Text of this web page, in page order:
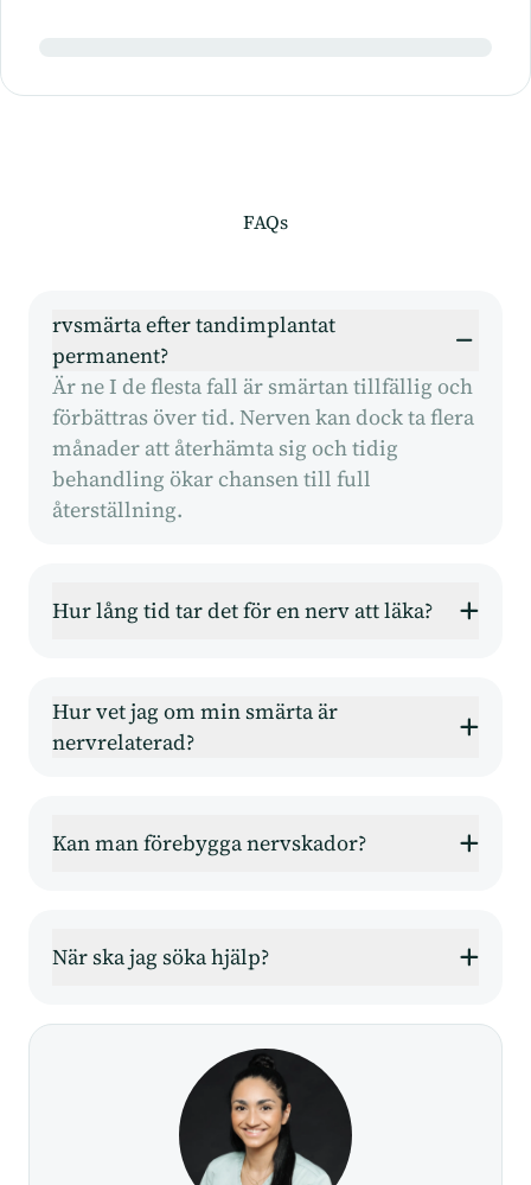
FAQs
rvsmärta efter tandimplantat
permanent?
Är ne I de flesta fall är smärtan tillfällig och
förbättras över tid. Nerven kan dock ta flera
månader att återhämta sig och tidig
behandling ökar chansen till full
återställning.
Hur lång tid tar det för en nerv att läka?
Hur vet jag om min smärta är
nervrelaterad?
Kan man förebygga nervskador?
När ska jag söka hjälp?